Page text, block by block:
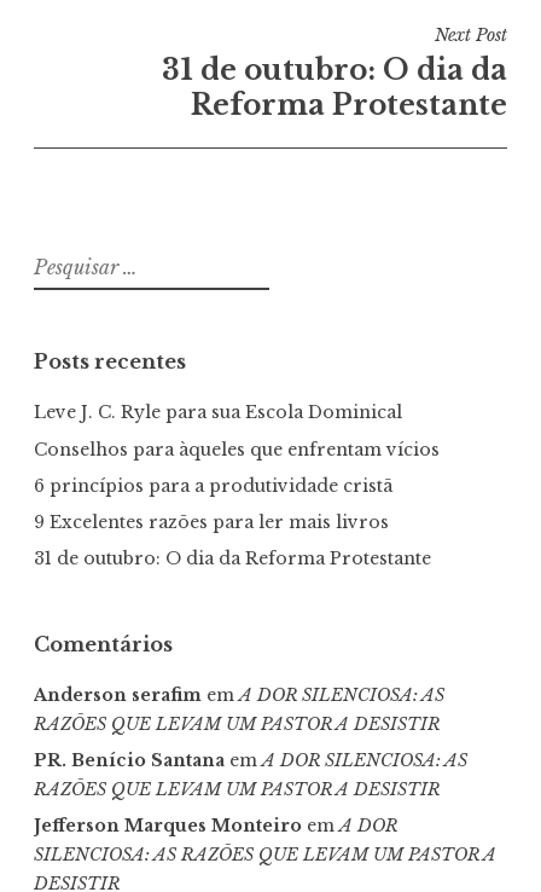
Next Post
31 de outubro: O dia da
Reforma Protestante
Pesquisar
por:
Posts recentes
Leve J. C. Ryle para sua Escola Dominical
Conselhos para àqueles que enfrentam vícios
6 princípios para a produtividade cristã
9 Excelentes razões para ler mais livros
31 de outubro: O dia da Reforma Protestante
Comentários
Anderson serafim emA DOR SILENCIOSA: AS
RAZÕES QUE LEVAM UM PASTOR A DESISTIR
PR. Benício Santana emA DOR SILENCIOSA: AS
RAZÕES QUE LEVAM UM PASTOR A DESISTIR
Jefferson Marques Monteiro emA DOR
SILENCIOSA: AS RAZÕES QUE LEVAM UM PASTOR A
DESISTIR